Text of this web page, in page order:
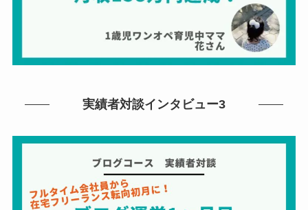
実績者対談インタビュー3